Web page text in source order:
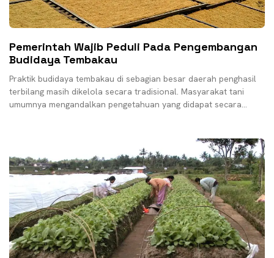
Pemerintah Wajib Peduli Pada Pengembangan
Budidaya Tembakau
Praktik budidaya tembakau di sebagian besar daerah penghasil
terbilang masih dikelola secara tradisional. Masyarakat tani
umumnya mengandalkan pengetahuan yang didapat secara